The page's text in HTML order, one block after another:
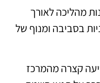
מהליכה לאורך
בסביבה ומנוף של
קצרה מהמרכז